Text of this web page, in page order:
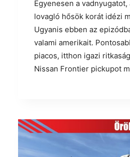
Egyenesen a
lovagló hősök korát idézi
Ugyanis ebben az
valami amerikait.
piacos, itthon igazi
Nissan Frontier pickupot